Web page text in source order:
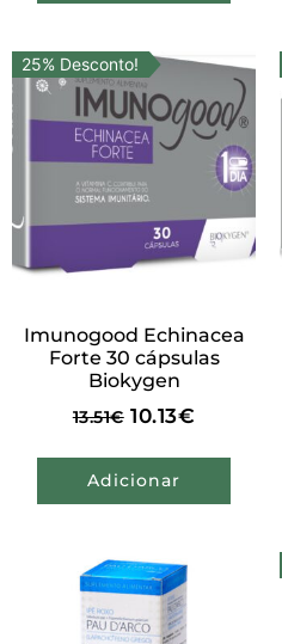
25% Desconto!
Imunogood Echinacea
Forte 30 cápsulas
Biokygen
13.51€ 10.13€
Adicionar